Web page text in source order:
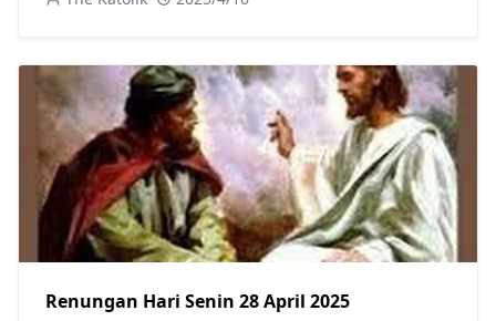
Renungan Hari Senin 28 April 2025